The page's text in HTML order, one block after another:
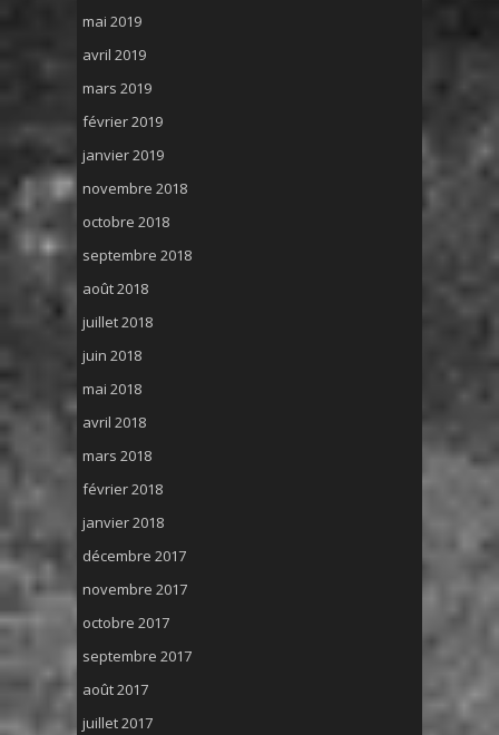
mai 2019
avril 2019
mars 2019
février 2019
janvier 2019
novembre 2018
octobre 2018
septembre 2018
août 2018
juillet 2018
juin 2018
mai 2018
avril 2018
mars 2018
février 2018
janvier 2018
décembre 2017
novembre 2017
octobre 2017
septembre 2017
août 2017
juillet 2017